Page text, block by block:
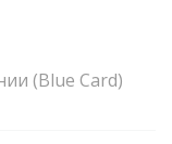
(Blue Card)